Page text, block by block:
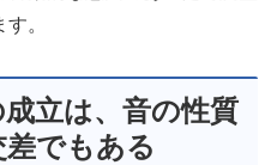
。
立は、音の性質
でもある